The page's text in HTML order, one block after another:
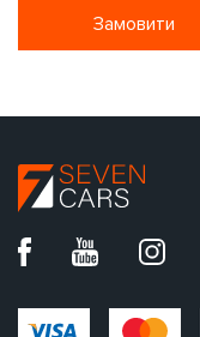
Замовити